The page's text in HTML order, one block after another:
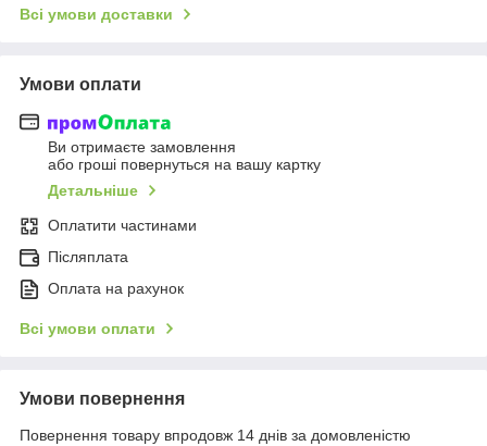
Всі умови доставки
Умови оплати
Ви отримаєте замовлення
або гроші повернуться на вашу картку
Детальніше
Оплатити частинами
Післяплата
Оплата на рахунок
Всі умови оплати
Умови повернення
Повернення товару впродовж 14 днів за домовленістю